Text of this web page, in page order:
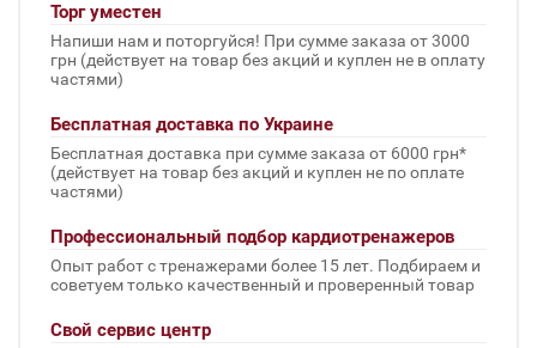
Торг уместен
Напиши нам и поторгуйся! При сумме заказа от 3000
грн (действует на товар без акций и куплен не в оплату
частями)
Бесплатная доставка по Украине
Бесплатная доставка при сумме заказа от 6000 грн*
(действует на товар без акций и куплен не по оплате
частями)
Профессиональный подбор кардиотренажеров
Опыт работ с тренажерами более 15 лет. Подбираем и
советуем только качественный и проверенный товар
Свой сервис центр